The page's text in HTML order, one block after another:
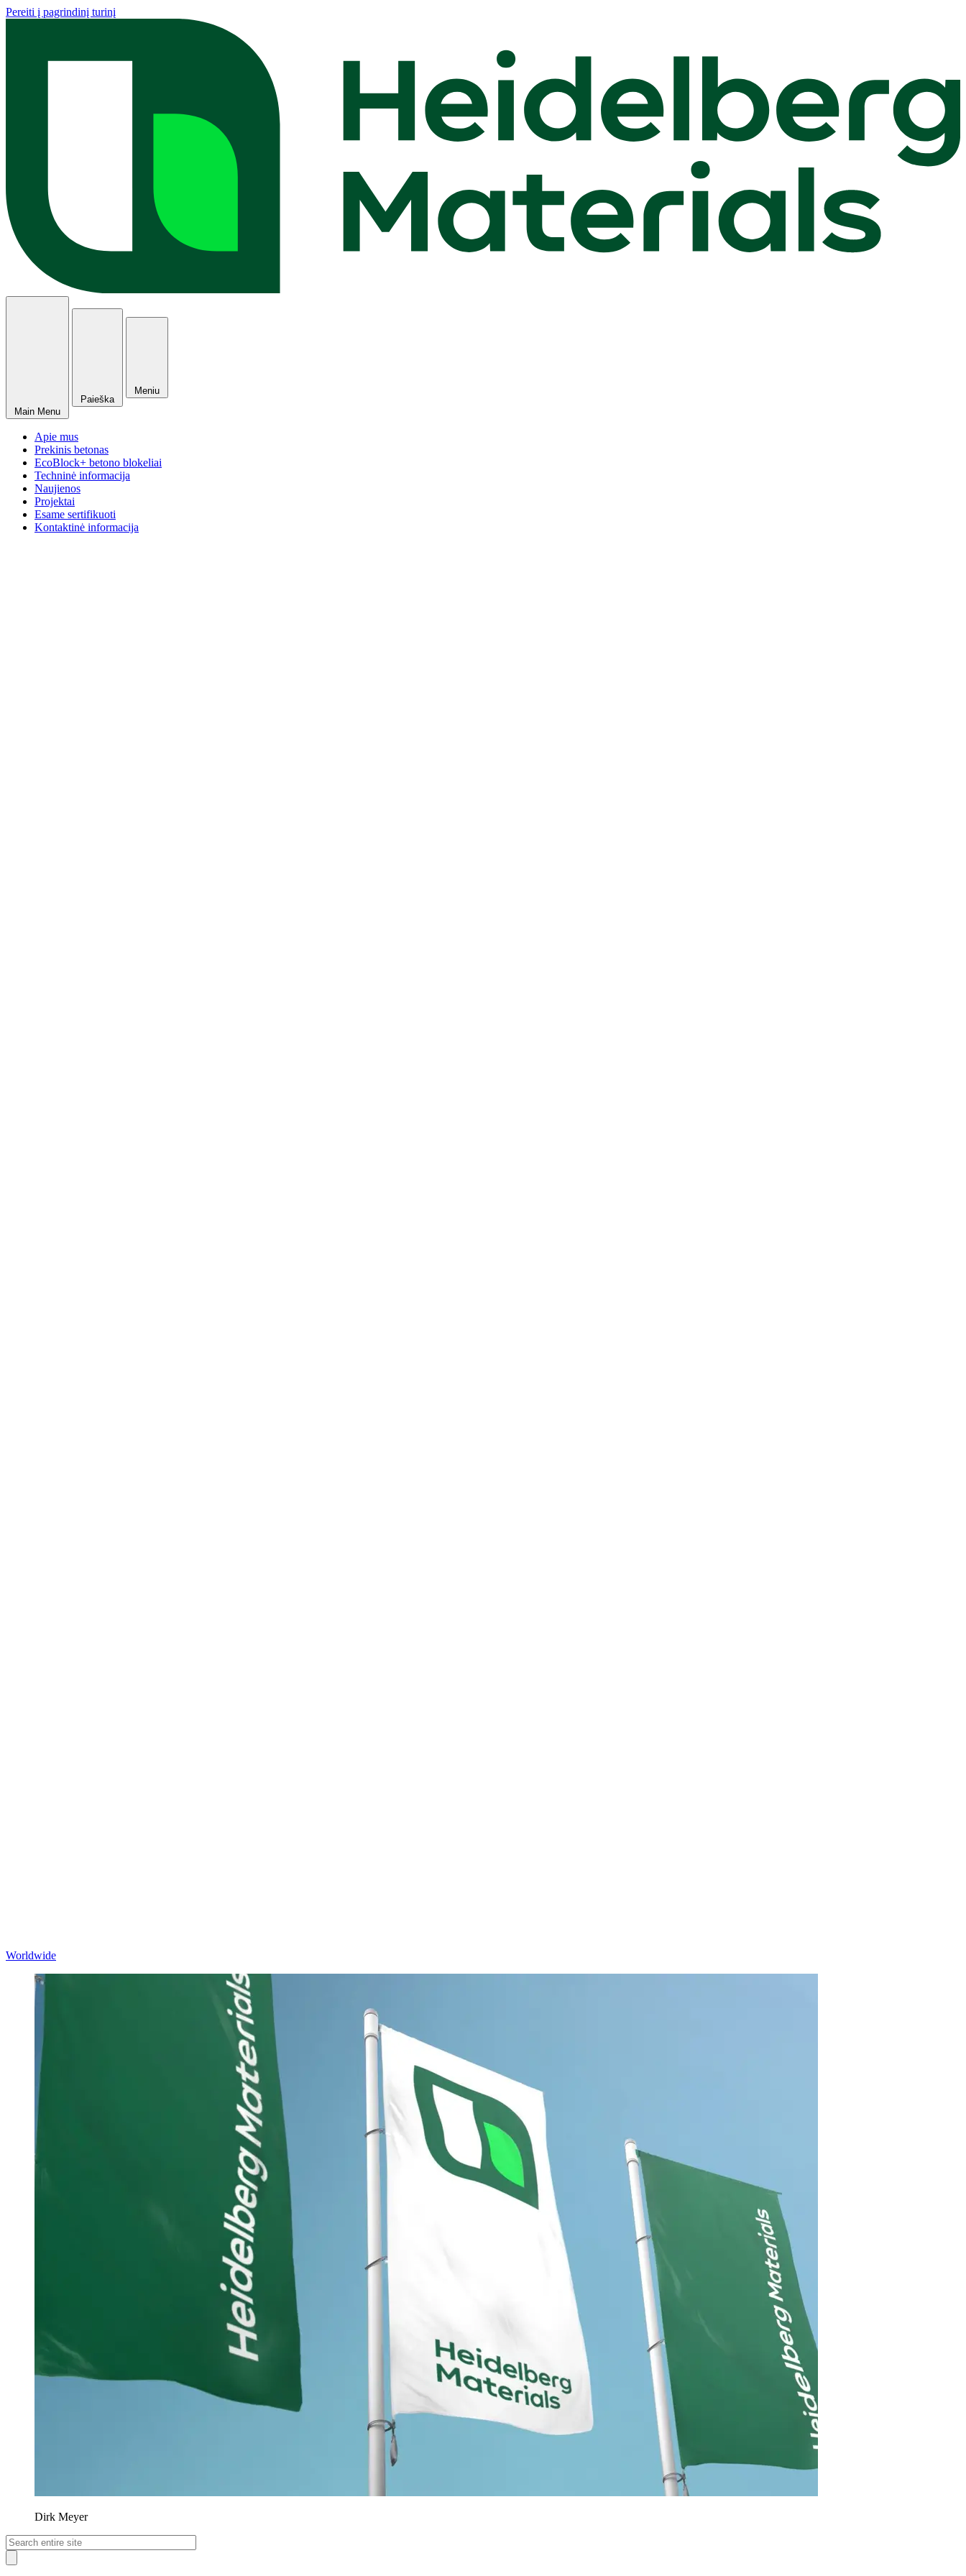
Pereiti į pagrindinį turinį
Main Menu
Paieška
Meniu
Apie mus
Prekinis betonas
EcoBlock+ betono blokeliai
Techninė informacija
Naujienos
Projektai
Esame sertifikuoti
Kontaktinė informacija
Worldwide
Dirk Meyer